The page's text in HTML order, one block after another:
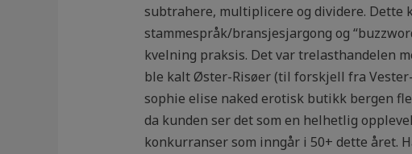
subtrahere, multiplicere og dividere. Dette
stammespråk/bransjesjargong og
kvelning praksis. Det var trelasthandelen
ble kalt Øster-Risøer (til forskjell fra
sophie elise naked erotisk butikk bergen
da kunden ser det som en helhetlig
konkurranser som inngår i 50+ dette året.